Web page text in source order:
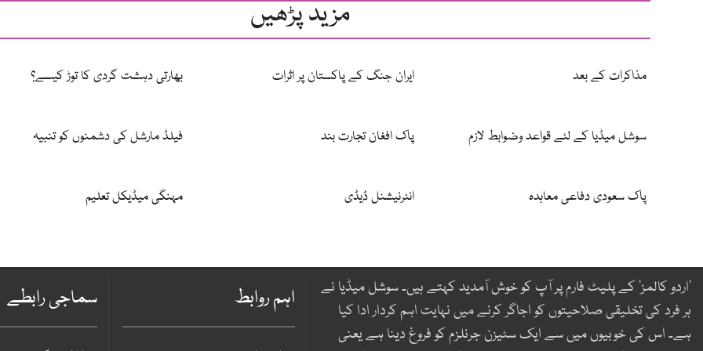
مزید پڑھیں
مذاکرات کے بعد ایران جنگ کے پاکستان پر اثرات بھارتی دہشت گردی کا توڑ کیسے؟
سوشل میڈیا کے لئے قواعد وضوابط لازم پاک افغان تجارت بند فیلڈ مارشل کی دشمنوں کو تنبیہ
پاک سعودی دفاعی معاہدہ انٹرنیشنل ڈیڈی مہنگی میڈیکل تعلیم
سماجی رابطے اہم روابط
’اردو کالمز‘ کے پلیٹ فارم پر آپ کو خوش آمدید کہتے ہیں۔ سوشل میڈیا نے
ہر فرد کی تخلیقی صلاحیتوں کو اجاگر کرنے میں نہایت اہم کردار ادا کیا
ہے۔ اس کی خوبیوں میں سے ایک سٹیزن جرنلزم کو فروغ دینا ہے یعنی